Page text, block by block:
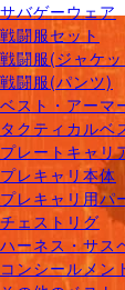
サバゲーウェア
戦闘服セット
戦闘服(ジャケ
戦闘服(パンツ)
ベスト・アーマ
タクティカルベ
プレートキャリ
プレキャリ本体
プレキャリ用パ
チェストリグ
ハーネス・サス
コンシールメン